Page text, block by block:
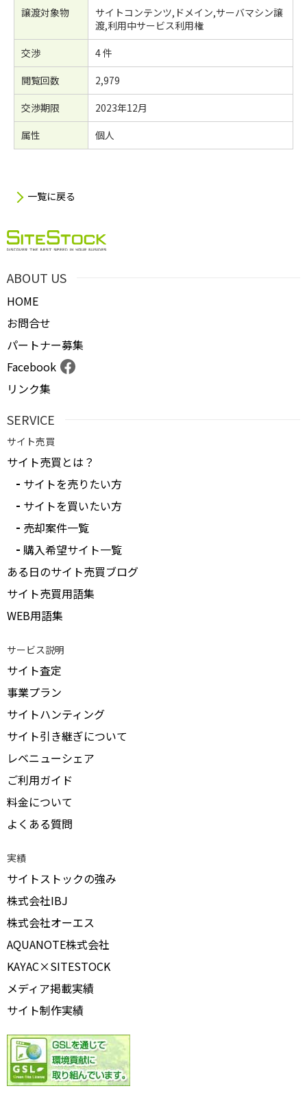
譲渡対象物
サイトコンテンツ,ドメイン,サーバマシン譲
渡,利用中サービス利用権
交渉
4 件
閲覧回数
2,979
交渉期限
2023年12月
属性
個人
一覧に戻る
ABOUT US
HOME
お問合せ
パートナー募集
Facebook
リンク集
SERVICE
サイト売買
サイト売買とは？
サイトを売りたい方
サイトを買いたい方
売却案件一覧
購入希望サイト一覧
ある日のサイト売買ブログ
サイト売買用語集
WEB用語集
サービス説明
サイト査定
事業プラン
サイトハンティング
サイト引き継ぎについて
レベニューシェア
ご利用ガイド
料金について
よくある質問
実績
サイトストックの強み
株式会社IBJ
株式会社オーエス
AQUANOTE株式会社
KAYAC×SITESTOCK
メディア掲載実績
サイト制作実績